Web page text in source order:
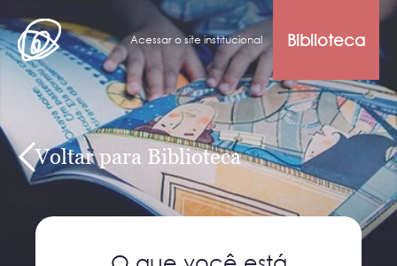
Acessar o site institucional Biblioteca
Voltar para Biblioteca